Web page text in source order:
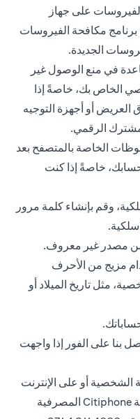
على جهاز
مكافحة الفيروسات
الجديدة.
في منع الوصول غير
الخاص بك، خاصةً إذا
أو أجهزة التوجيه
الرقمي.
الخاصة بالمتصفح بعد
خاصةً إذا كنت
وقم بإنشاء كلمة مرور
من مصدر غير معروف.
مزيج من الأحرف
مثل تاريخ الميلاد أو
بنا على الفور إذا واجهت
الشخصية أو على الإنترنت
قد تم اختراقها، فيرجى الاتصال بخدمة Citiphone المصرفية